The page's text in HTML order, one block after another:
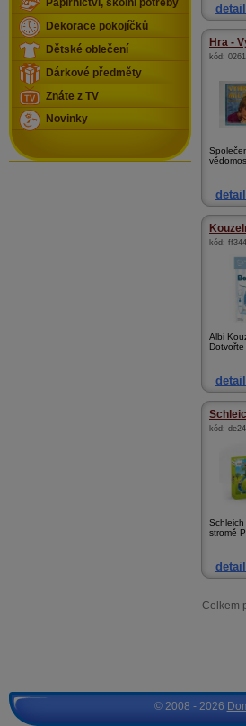
detail
Hra -
kód:
detail
kód:
Albi
Dotvořte
detail
kód:
stromě
detail
Celkem
Papírnictví, školní potřeby
Dekorace pokojíčků
Dětské oblečení
Dárkové předměty
Znáte z TV
Novinky
© 2008 - 2026